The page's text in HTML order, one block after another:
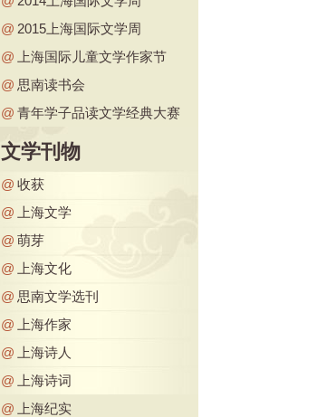
@ 2015上海国际文学周
@
上海国际儿童文学作家节
@ 思南读书会
@ 青年学子品读文学经典大赛
文学刊物
@ 收获
@
上海文学
@ 萌芽
@
上海文化
@ 思南文学选刊
@
上海作家
@
上海诗人
@
上海诗词
@
上海纪实